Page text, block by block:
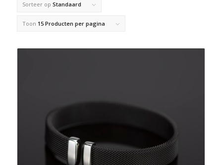
Sorteer op Standaard
Toon 15 Producten per pagina